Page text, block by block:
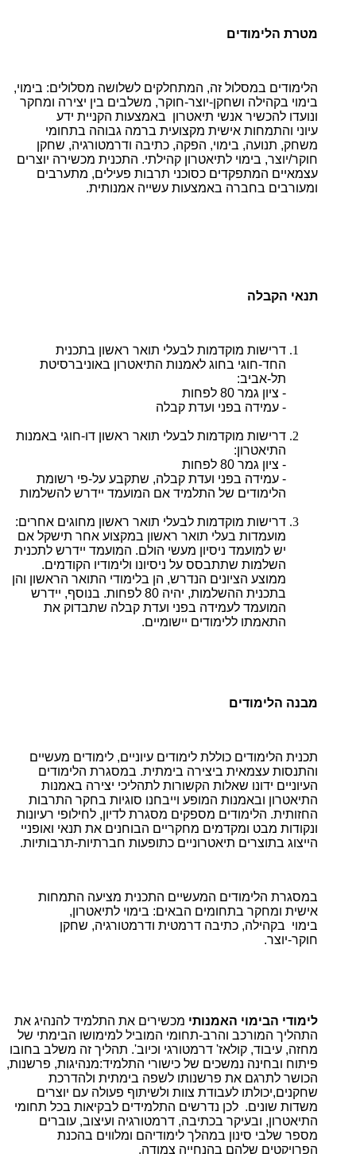
מטרת הלימודים
הלימודים במסלול זה, המתחלקים לשלושה מסלולים: בימוי,
בימוי בקהילה ושחקן-יוצר-חוקר, משלבים בין יצירה ומחקר
ונועדו להכשיר אנשי תיאטרון באמצעות הקניית ידע
עיוני והתמחות אישית מקצועית ברמה גבוהה בתחומי
משחק, תנועה, בימוי, הפקה, כתיבה ודרמטורגיה, שחקן
חוקר/יוצר, בימוי לתיאטרון קהילתי. התכנית מכשירה יוצרים
עצמאיים המתפקדים כסוכני תרבות פעילים, מתערבים
ומעורבים בחברה באמצעות עשייה אמנותית.
תנאי הקבלה
דרישות מוקדמות לבעלי תואר ראשון בתכנית
החד-חוגי בחוג לאמנות התיאטרון באוניברסיטת
תל-אביב:
- ציון גמר 80 לפחות
- עמידה בפני ועדת קבלה
דרישות מוקדמות לבעלי תואר ראשון דו-חוגי באמנות
התיאטרון:
- ציון גמר 80 לפחות
- עמידה בפני ועדת קבלה, שתקבע על-פי רשומת
הלימודים של התלמיד אם המועמד יידרש להשלמות
דרישות מוקדמות לבעלי תואר ראשון מחוגים אחרים:
מועמדות בעלי תואר ראשון במקצוע אחר תישקל אם
יש למועמד ניסיון מעשי הולם. המועמד יידרש לתכנית
השלמות שתתבסס על ניסיונו ולימודיו הקודמים.
ממוצע הציונים הנדרש, הן בלימודי התואר הראשון והן
בתכנית ההשלמות, יהיה 80 לפחות. בנוסף, יידרש
המועמד לעמידה בפני ועדת קבלה שתבדוק את
התאמתו ללימודים יישומיים.
מבנה הלימודים
תכנית הלימודים כוללת לימודים עיוניים, לימודים מעשיים
והתנסות עצמאית ביצירה בימתית. במסגרת הלימודים
העיוניים ידונו שאלות הקשורות לתהליכי יצירה באמנות
התיאטרון ובאמנות המופע וייבחנו סוגיות בחקר התרבות
החזותית. הלימודים מספקים מסגרת לדיון, לחילופי רעיונות
ונקודות מבט ומקדמים מחקריים הבוחנים את תנאי ואופניי
הייצוג בתוצרים תיאטרוניים כתופעות חברתיות-תרבותיות.
במסגרת הלימודים המעשיים התכנית מציעה התמחות
אישית ומחקר בתחומים הבאים: בימוי לתיאטרון,
בימוי בקהילה, כתיבה דרמטית ודרמטורגיה, שחקן
חוקר-יוצר.
לימודי הבימוי האמנותי מכשירים את התלמיד להנהיג את
התהליך המורכב והרב-תחומי המוביל למימושו הבימתי של
מחזה, עיבוד, קולאז' דרמטורגי וכיוב'. תהליך זה משלב בחובו
פיתוח ובחינה נמשכים של כישורי התלמיד:מנהיגות, פרשנות,
הכושר לתרגם את פרשנותו לשפה בימתית ולהדרכת
שחקנים,יכולתו לעבודת צוות ולשיתוף פעולה עם יוצרים
משדות שונים. לכן נדרשים התלמידים לבקיאות בכל תחומי
התיאטרון, ובעיקר בכתיבה, דרמטורגיה ועיצוב, עוברים
מספר שלבי סינון במהלך לימודיהם ומלווים בהכנת
הפרויקטים שלהם בהנחייה צמודה.